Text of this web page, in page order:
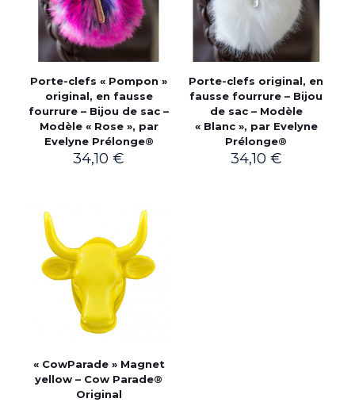
Porte-clefs « Pompon »
original, en fausse
fourrure – Bijou de sac –
Modèle « Rose », par
Evelyne Prélonge®
34,10€
Porte-clefs original, en
fausse fourrure – Bijou
de sac – Modèle
« Blanc », par Evelyne
Prélonge®
34,10 €
« CowParade » Magnet
yellow – Cow Parade®
Original